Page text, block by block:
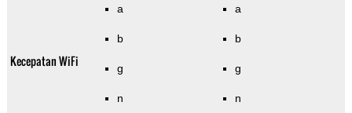
Kecepatan WiFi
a
b
g
n
a
b
g
n